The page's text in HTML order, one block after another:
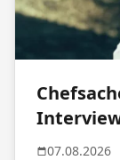
07.08.2026